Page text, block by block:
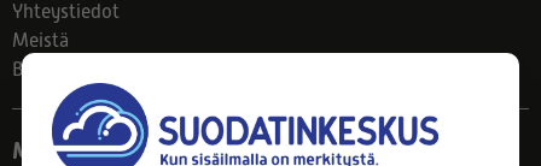
Yhteystiedot
Meistä
Blogi
Myymälä